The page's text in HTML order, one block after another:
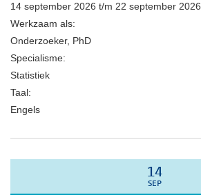
14 september 2026 t/m 22 september 2026
Werkzaam als:
Onderzoeker, PhD
Specialisme:
Statistiek
Taal:
Engels
14
SEP